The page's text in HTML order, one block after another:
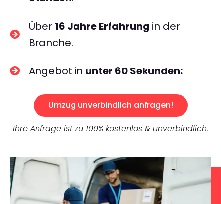
Über 16 Jahre Erfahrung in der
Branche.
Angebot in unter 60 Sekunden:
Umzug unverbindlich anfragen!
Ihre Anfrage ist zu 100% kostenlos & unverbindlich.